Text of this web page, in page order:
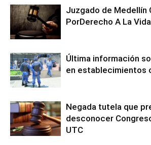
Juzgado de Medellín
PorDerecho A La
Última información
en establecimientos
Negada tutela que
desconocer
UTC